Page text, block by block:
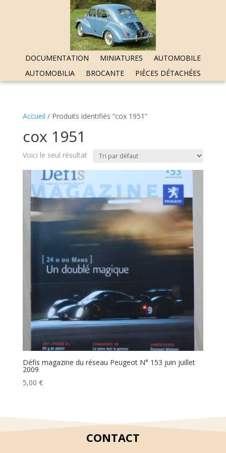
DOCUMENTATION MINIATURES
AUTOMOBILE
AUTOMOBILIA
BROCANTE PIÈCES DÉTACHÉES
Accueil / Produits identifiés “cox 1951”
cox 1951
Voici le seul résultat
Défis magazine du réseau Peugeot N° 153 juin juillet
2009
5,00 €
CONTACT